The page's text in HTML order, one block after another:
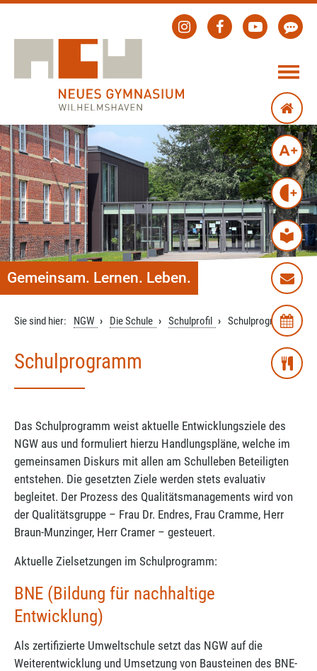
Gemeinsam. Lernen. Leben.
Sie sind hier: NGW Die Schule Schulprofil Schulprogramm
Schulprogramm
Das Schulprogramm weist aktuelle Entwicklungsziele des
NGW aus und formuliert hierzu Handlungspläne, welche im
gemeinsamen Diskurs mit allen am Schulleben Beteiligten
entstehen. Die gesetzten Ziele werden stets evaluativ
begleitet. Der Prozess des Qualitätsmanagements wird von
der Qualitätsgruppe – Frau Dr. Endres, Frau Cramme, Herr
Braun-Munzinger, Herr Cramer – gesteuert.
Aktuelle Zielsetzungen im Schulprogramm:
BNE (Bildung für nachhaltige
Entwicklung)
Als zertifizierte Umweltschule setzt das NGW auf die
Weiterentwicklung und Umsetzung von Bausteinen des BNE-